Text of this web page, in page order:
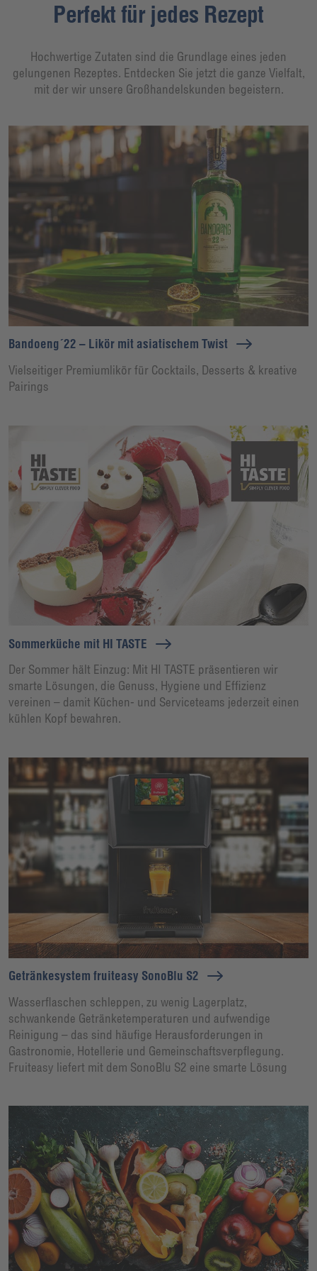
Perfekt für jedes Rezept
Hochwertige Zutaten sind die Grundlage eines jeden
gelungenen Rezeptes. Entdecken Sie jetzt die ganze Vielfalt,
mit der wir unsere Großhandelskunden begeistern.
Bandoeng´22 – Likör mit asiatischem Twist
Vielseitiger Premiumlikör für Cocktails, Desserts & kreative
Pairings
Sommerküche mit HI TASTE
Der Sommer hält Einzug: Mit HI TASTE präsentieren wir
smarte Lösungen, die Genuss, Hygiene und Effizienz
vereinen – damit Küchen- und Serviceteams jederzeit einen
kühlen Kopf bewahren.
Getränkesystem fruiteasy SonoBlu S2
Wasserflaschen schleppen, zu wenig Lagerplatz,
schwankende Getränketemperaturen und aufwendige
Reinigung – das sind häufige Herausforderungen in
Gastronomie, Hotellerie und Gemeinschaftsverpflegung.
Fruiteasy liefert mit dem SonoBlu S2 eine smarte Lösung